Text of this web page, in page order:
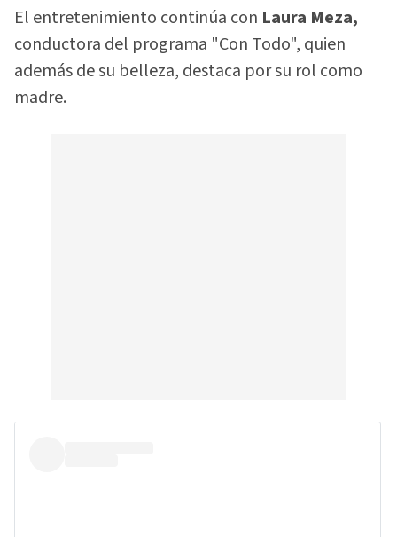
El entretenimiento continúa con Laura Meza,
conductora del programa "Con Todo", quien
además de su belleza, destaca por su rol como
madre.